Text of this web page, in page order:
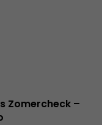
Zomercheck –